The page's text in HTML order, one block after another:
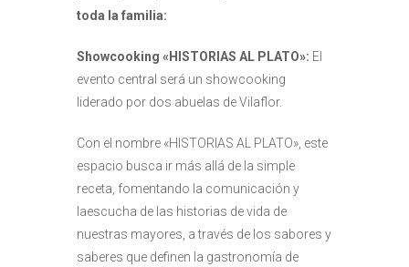
toda la familia:
Showcooking «HISTORIAS AL PLATO»: El
evento central será un showcooking
liderado por dos abuelas de Vilaflor.
Con el nombre «HISTORIAS AL PLATO», este
espacio busca ir más allá de la simple
receta, fomentando la comunicación y
laescucha de las historias de vida de
nuestras mayores, a través de los sabores y
saberes que definen la gastronomía de